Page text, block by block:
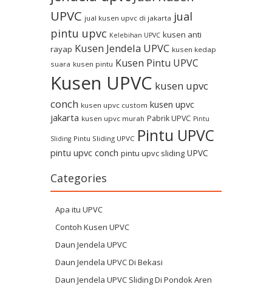
UPVC jual kusen upvc di jakarta jual
pintu upvc Kelebihan UPVC kusen anti
rayap Kusen Jendela UPVC kusen kedap
suara kusen pintu Kusen Pintu UPVC
Kusen UPVC kusen upvc
conch kusen upvc custom kusen upvc
jakarta kusen upvc murah Pabrik UPVC Pintu
Sliding Pintu Sliding UPVC Pintu UPVC
pintu upvc conch pintu upvc sliding UPVC
Categories
Apa itu UPVC
Contoh Kusen UPVC
Daun Jendela UPVC
Daun Jendela UPVC Di Bekasi
Daun Jendela UPVC Sliding Di Pondok Aren